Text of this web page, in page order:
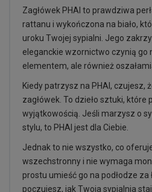
Zagłówek PHAI to prawdziwa
rattanu i wykończona na biało,
uroku Twojej sypialni. Jego
eleganckie wzornictwo czynią go
elementem, ale również
Kiedy patrzysz na PHAI, czujesz,
zagłówek. To dzieło sztuki, które
wyjątkowością. Jeśli marzysz o
stylu, to PHAI jest dla Ciebie.
Jednak to nie wszystko, co
wszechstronny i nie wymaga
prostu umieść go na podłodze za
poczujesz, jak Twoja sypialnia